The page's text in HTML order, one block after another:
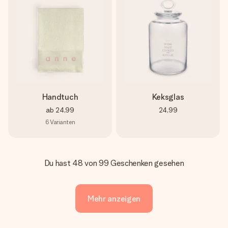
Handtuch
ab 24,99
6Varianten
Keksglas
24,99
Du hast 48 von 99 Geschenken gesehen
Mehr anzeigen